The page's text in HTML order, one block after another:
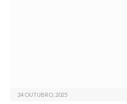
24 OUTUBRO, 2025